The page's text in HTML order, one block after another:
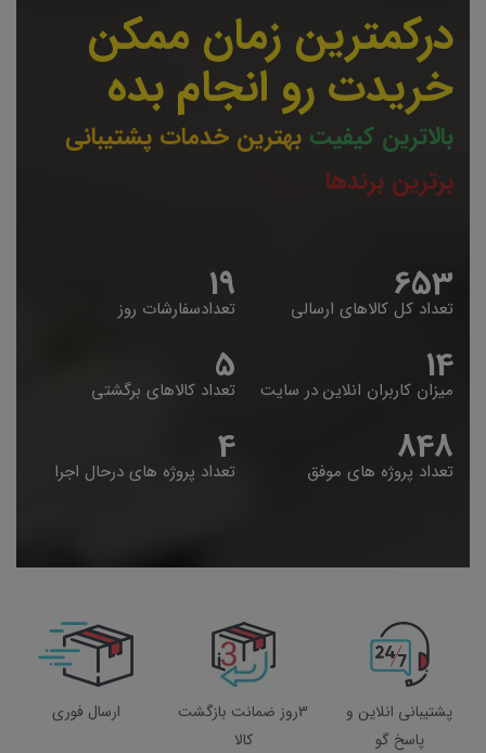
درکمترین زمان ممکن
خریدت رو انجام بده
بالاترین کیفیت بهترین خدمات پشتیبانی
برترین برندها
653
تعداد کل کالاهای ارسالی 19
تعدادسفارشات روز
14
میزان کاربران انلاین در سایت 5
تعداد کالاهای برگشتی
848
تعداد پروژه های موفق 4
تعداد پروژه های درحال اجرا
پشتیبانی انلاین و
پاسخ گو
3روز ضمانت بازگشت
کالا
ارسال فوری